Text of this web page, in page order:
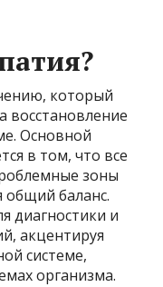
который
восстановление
Основной
в том, что все
зоны
общий баланс.
диагностики и
акцентируя
системе,
организма.